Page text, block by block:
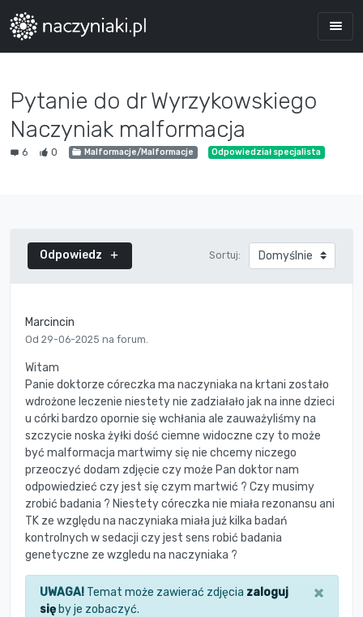
Pytanie do dr Wyrzykowskiego
Naczyniak malformacja
6 0 Malformacje/Malformacje Odpowiedział specjalista
Odpowiedz Sortuj:
Marcincin
Od 29-06-2025 na forum.
Witam
Panie doktorze córeczka ma naczyniaka na krtani zostało
wdrożone leczenie niestety nie zadziałało jak na inne dzieci
u córki bardzo opornie się wchłania ale zauważyliśmy na
szczycie noska żyłki dość ciemne widoczne czy to może
być malformacja martwimy się nie chcemy niczego
przeoczyć dodam zdjęcie czy może Pan doktor nam
odpowiedzieć czy jest się czym martwić ? Czy musimy
zrobić badania ? Niestety córeczka nie miała rezonansu ani
TK ze względu na naczyniaka miała już kilka badań
kontrolnych w sedacji czy jest sens robić badania
genetyczne ze wzgledu na naczyniaka ?
UWAGA! Temat może zawierać zdjęcia zaloguj
się by je zobaczyć.
×